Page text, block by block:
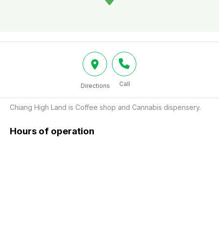
Directions Call
Chiang High Land is Coffee shop and Cannabis dispensery.
Hours of operation